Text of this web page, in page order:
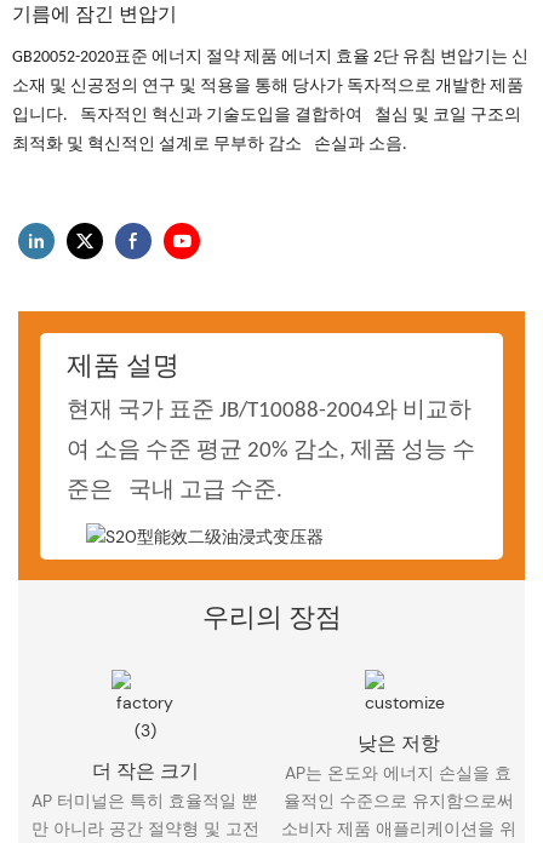
기름에 잠긴 변압기
GB20052-2020표준 에너지 절약 제품 에너지 효율 2단 유침 변압기는 신
소재 및 신공정의 연구 및 적용을 통해 당사가 독자적으로 개발한 제품
입니다.
독자적인 혁신과 기술도입을 결합하여
철심 및 코일 구조의
최적화 및 혁신적인 설계로 무부하 감소
손실과 소음.
제품 설명
현재 국가 표준 JB/T10088-2004와 비교하
여 소음 수준 평균 20% 감소, 제품 성능 수
준은
국내 고급 수준.
우리의 장점
더 작은 크기
AP 터미널은 특히 효율적일 뿐
만 아니라 공간 절약형 및 고전
낮은 저항
AP는 온도와 에너지 손실을 효
율적인 수준으로 유지함으로써
소비자 제품 애플리케이션을 위